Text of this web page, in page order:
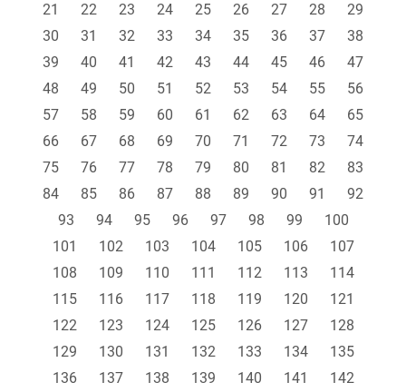
21
22 23 24 25 26 27 28
29
30
31 32 33 34 35 36 37
38
39
40 41 42 43 44 45 46
47
48
49 50 51 52 53 54 55
56
57
58 59 60 61 62 63 64
65
66
67 68 69 70 71 72 73
74
75
76 77 78 79 80 81 82
83
84
85 86 87 88 89 90 91
92
93
94 95 96 97 98 99
100
101
102 103 104 105 106
107
108
109 110 111 112 113
114
115
116 117 118 119 120
121
122
123 124 125 126 127
128
129
130 131 132 133 134
135
136
137 138 139 140 141
142